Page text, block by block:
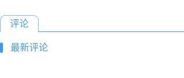
评论
最新评论